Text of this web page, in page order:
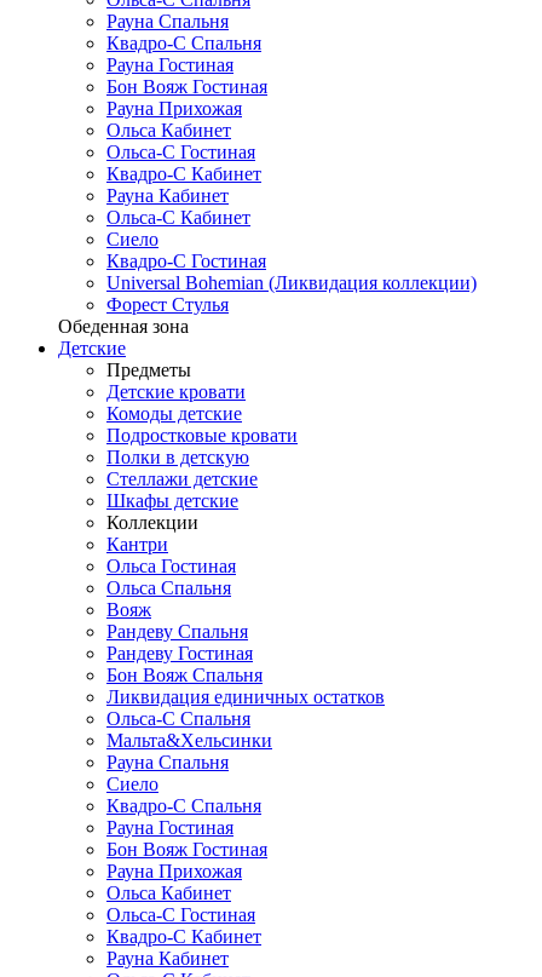
Рауна Спальня
Квадро-С Спальня
Рауна Гостиная
Бон Вояж Гостиная
Рауна Прихожая
Ольса Кабинет
Ольса-С Гостиная
Квадро-С Кабинет
Рауна Кабинет
Ольса-С Кабинет
Сиело
Квадро-С Гостиная
Universal Bohemian (Ликвидация коллекции)
Форест Стулья
Обеденная зона
Детские
Предметы
Детские кровати
Комоды детские
Подростковые кровати
Полки в детскую
Стеллажи детские
Шкафы детские
Коллекции
Кантри
Ольса Гостиная
Ольса Спальня
Вояж
Рандеву Спальня
Рандеву Гостиная
Бон Вояж Спальня
Ликвидация единичных остатков
Ольса-С Спальня
Мальта&Хельсинки
Рауна Спальня
Сиело
Квадро-С Спальня
Рауна Гостиная
Бон Вояж Гостиная
Рауна Прихожая
Ольса Кабинет
Ольса-С Гостиная
Квадро-С Кабинет
Рауна Кабинет